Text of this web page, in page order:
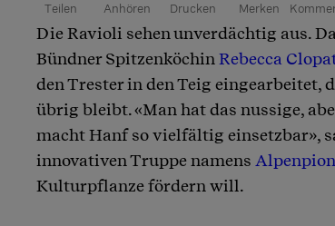
Teilen Anhören Drucken Merken
Artikel teilen
Die Ravioli sehen unverdächtig aus.
Bündner Spitzenköchin Rebecca
den Trester in den Teig eingearbeitet,
übrig bleibt. «Man hat das nussige,
macht Hanf so vielfältig einsetzbar»,
innovativen Truppe namens
Kulturpflanze fördern will.